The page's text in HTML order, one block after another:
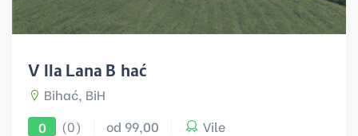
Villa Lana Bihać
Bihać, BiH
0
(0) od 99,00 Vile